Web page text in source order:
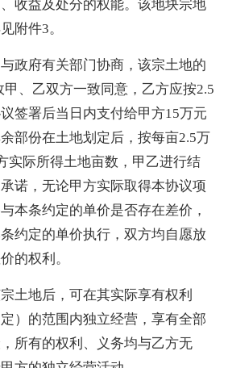
收益及处分的权能。该地块宗地
附件3。
政府有关部门协商，该宗土地的
、乙双方一致同意，乙方应按2.5
签署后当日内支付给甲方15万元
余部份在土地划定后，按每亩2.5万
实际所得土地亩数，甲乙进行结
诺，无论甲方实际取得本协议项
本条约定的单价是否存在差价，
约定的单价执行，双方均自愿放
的权利。
土地后，可在其实际享有权利
定）的范围内独立经营，享有全部
所有的权利、义务均与乙方无